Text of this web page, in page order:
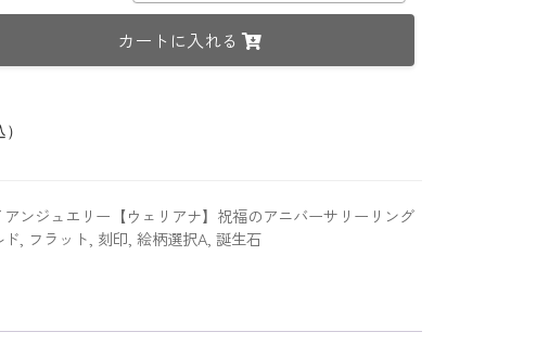
カートに入れる
アンジュエリー【ウェリアナ】祝福のアニバーサリーリング
ド, フラット, 刻印,絵柄選択A,誕生石